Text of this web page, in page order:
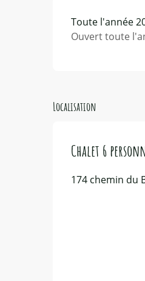
Toute l'année
Ouvert toute
Localisation
Chalet 6
174 chemin du